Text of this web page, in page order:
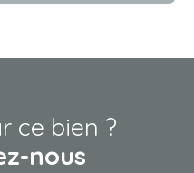
ce bien ?
nous